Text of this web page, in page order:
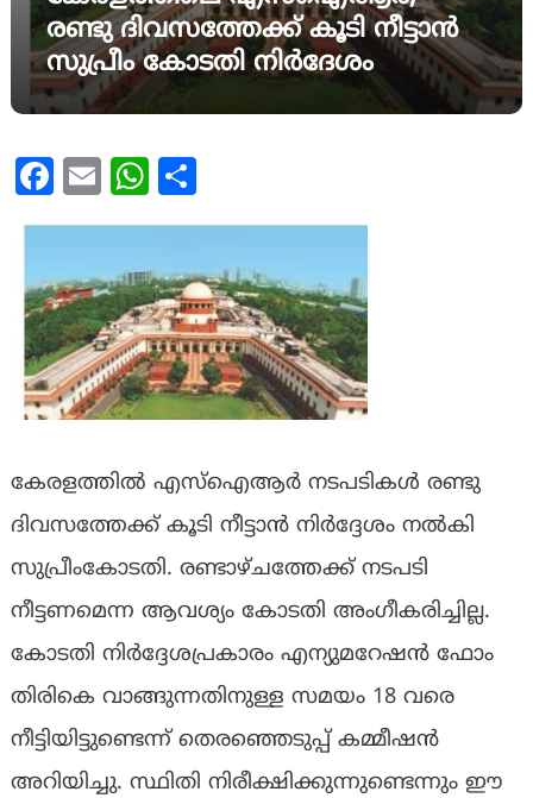
രണ്ടു ദിവസത്തേക്ക് കൂടി നീട്ടാൻ
സുപ്രീം കോടതി നിര്‍ദേശം
Facebook
Email WhatsApp
കേരളത്തിൽ എസ്ഐആർ നടപടികൾ രണ്ടു
ദിവസത്തേക്ക് കൂടി നീട്ടാൻ നിർദ്ദേശം നൽകി
സുപ്രീംകോടതി. രണ്ടാഴ്ചത്തേക്ക് നടപടി
നീട്ടണമെന്ന ആവശ്യം കോടതി അംഗീകരിച്ചില്ല.
കോടതി നിർദ്ദേശപ്രകാരം എന്യുമറേഷൻ ഫോം
തിരികെ വാങ്ങുന്നതിനുള്ള സമയം 18 വരെ
നീട്ടിയിട്ടുണ്ടെന്ന് തെരഞ്ഞെടുപ്പ് കമ്മീഷൻ
അറിയിച്ചു. സ്ഥിതി നിരീക്ഷിക്കുന്നുണ്ടെന്നും ഈ